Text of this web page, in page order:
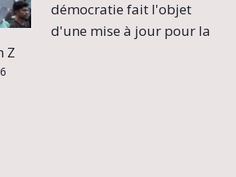
démocratie fait l'objet
d'une mise à jour pour la
Z